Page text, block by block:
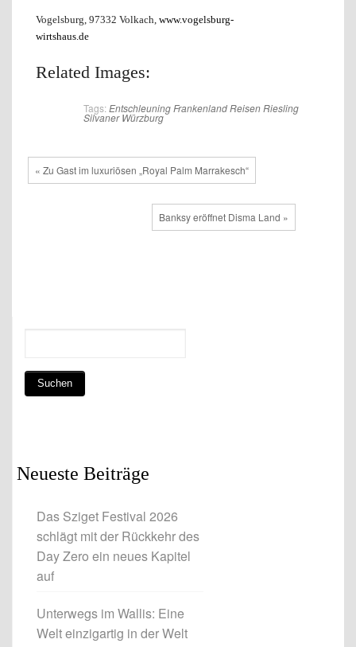
Vogelsburg, 97332 Volkach, www.vogelsburg-
wirtshaus.de
Related Images:
Tags: EntschleuningFrankenlandReisenRiesling
Silvaner Würzburg
« Zu Gast im luxuriösen „Royal Palm Marrakesch“
Banksy eröffnet Disma Land »
Neueste Beiträge
Das Sziget Festival 2026
schlägt mit der Rückkehr des
Day Zero ein neues Kapitel
auf
Unterwegs im Wallis: Eine
Welt einzigartig in der Welt